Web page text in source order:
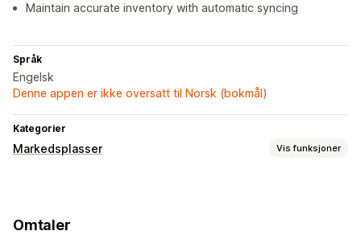
Maintain accurate inventory with automatic syncing
Språk
Engelsk
Denne appen er ikke oversatt til Norsk (bokmål)
Kategorier
Markedsplasser Vis funksjoner
Tilbudssynkronisering
Omtaler